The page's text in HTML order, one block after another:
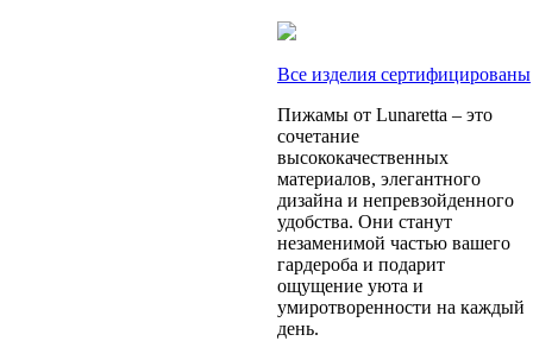
Все изделия сертифицированы
Пижамы от Lunaretta – это
сочетание
высококачественных
материалов, элегантного
дизайна и непревзойденного
удобства. Они станут
незаменимой частью вашего
гардероба и подарит
ощущение уюта и
умиротворенности на каждый
день.